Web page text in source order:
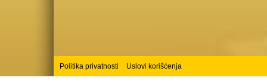
Politika privatnosti Uslovi korišćenja